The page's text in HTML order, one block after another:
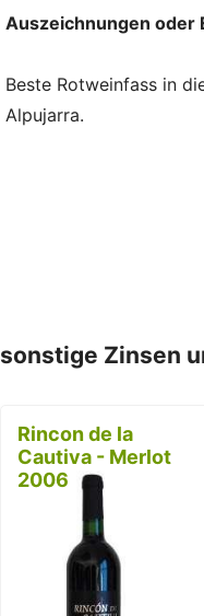
Auszeichnungen oder
Beste Rotweinfass in
Alpujarra.
sonstige Zinsen
Rincon de la
Cautiva - Merlot
2006